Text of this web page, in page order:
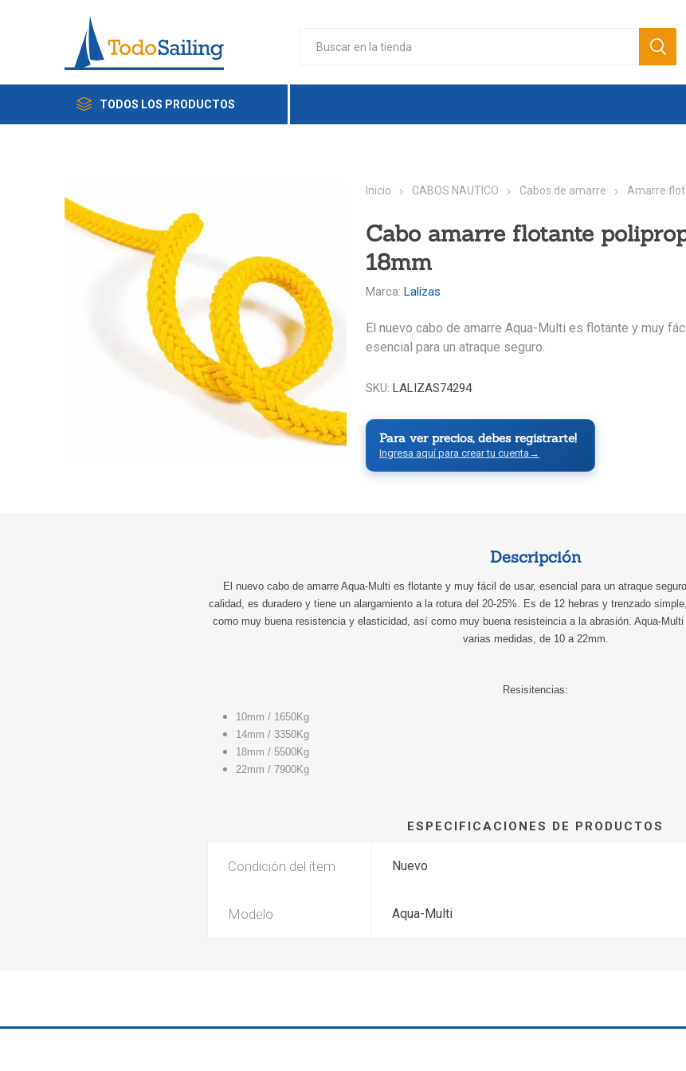
TODOS LOS PRODUCTOS
Inicio CABOS NAUTICO Cabos de amarre Amarre
Cabo amarre flotante
18mm
Marca: Lalizas
El nuevo cabo de amarre Aqua-Multi es flotante y muy
esencial para un atraque seguro.
SKU: LALIZAS74294
Para ver precios, debes registrarte!
Ingresa aquí para crear tu cuenta →
Descripción
El nuevo cabo de amarre Aqua-Multi es flotante y muy fácil de usar, esencial para un atraque
calidad, es duradero y tiene un alargamiento a la rotura del 20-25%. Es de 12 hebras y trenzado
como muy buena resistencia y elasticidad, así como muy buena resisteincia a la abrasión. Aqua-
varias medidas, de 10 a 22mm.
Resisitencias:
10mm / 1650Kg
14mm / 3350Kg
18mm / 5500Kg
22mm / 7900Kg
ESPECIFICACIONES DE PRODUCTOS
Condición del ítem Nuevo
Modelo Aqua-Multi